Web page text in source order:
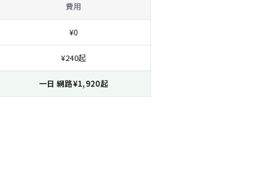
費用
¥0
¥240起
一日 網路¥1,920起